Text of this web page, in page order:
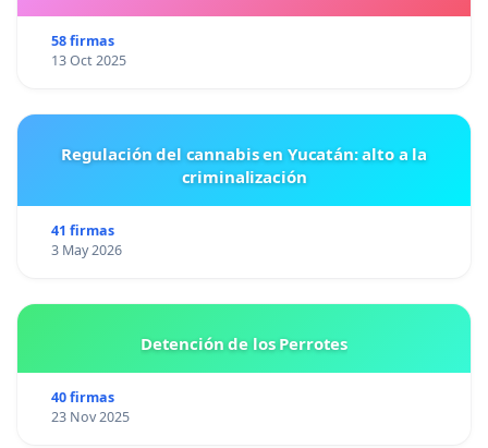
58 firmas
13 Oct 2025
Regulación del cannabis en Yucatán: alto a la
criminalización
41 firmas
3 May 2026
Detención de los Perrotes
40 firmas
23 Nov 2025